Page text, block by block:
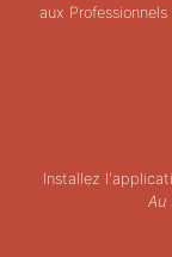
aux
Installez
Au